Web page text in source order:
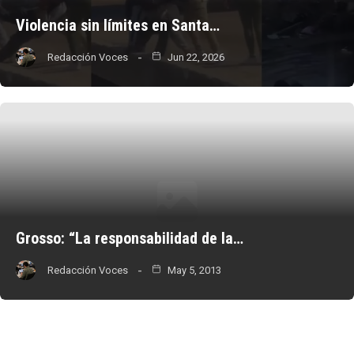
Violencia sin límites en Santa…
Redacción Voces Jun 22, 2026
Grosso: “La responsabilidad de la…
Redacción Voces May 5, 2013